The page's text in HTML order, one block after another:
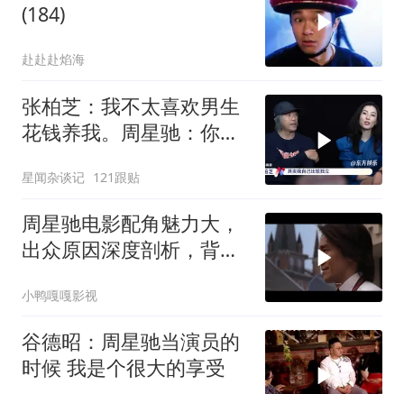
(184)
赴赴赴焰海
张柏芝：我不太喜欢男生
花钱养我。周星驰：你不
星闻杂谈记 121跟贴
周星驰电影配角魅力大，
出众原因深度剖析，背后
小鸭嘎嘎影视
谷德昭：周星驰当演员的
时候 我是个很大的享受